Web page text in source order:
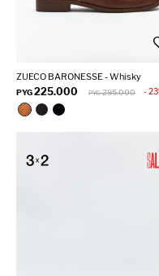
ZUECO BARONESSE - Whisky
PYG225.000 PYG 295.000 23